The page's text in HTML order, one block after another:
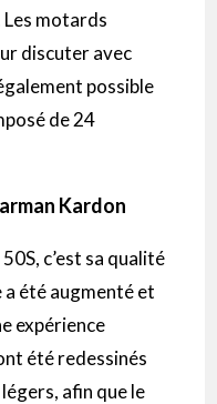
Les motards
discuter avec
possible
de 24
Kardon
c’est sa qualité
a été augmenté et
expérience
été redessinés
afin que le